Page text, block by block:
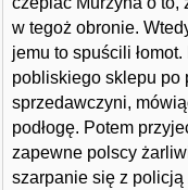
w tegoż obronie.
jemu to spuścili
pobliskiego sklepu po
sprzedawczyni,
podłogę. Potem
zapewne polscy
szarpanie się z policją